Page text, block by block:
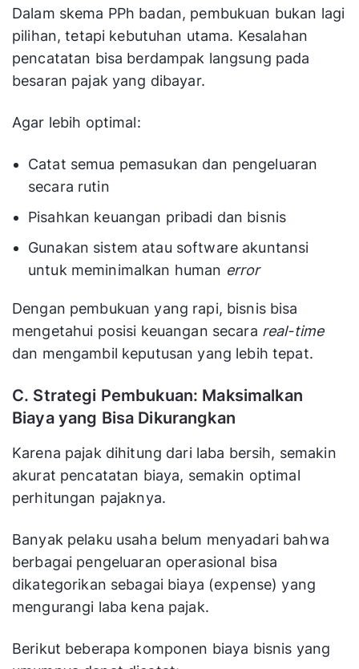
Dalam skema PPh badan, pembukuan bukan lagi
pilihan, tetapi kebutuhan utama. Kesalahan
pencatatan bisa berdampak langsung pada
besaran pajak yang dibayar.
Agar lebih optimal:
Catat semua pemasukan dan pengeluaran
secara rutin
Pisahkan keuangan pribadi dan bisnis
Gunakan sistem atau software akuntansi
untuk meminimalkan human error
Dengan pembukuan yang rapi, bisnis bisa
mengetahui posisi keuangan secara real-time
dan mengambil keputusan yang lebih tepat.
C. Strategi Pembukuan: Maksimalkan
Biaya yang Bisa Dikurangkan
Karena pajak dihitung dari laba bersih, semakin
akurat pencatatan biaya, semakin optimal
perhitungan pajaknya.
Banyak pelaku usaha belum menyadari bahwa
berbagai pengeluaran operasional bisa
dikategorikan sebagai biaya (expense) yang
mengurangi laba kena pajak.
Berikut beberapa komponen biaya bisnis yang